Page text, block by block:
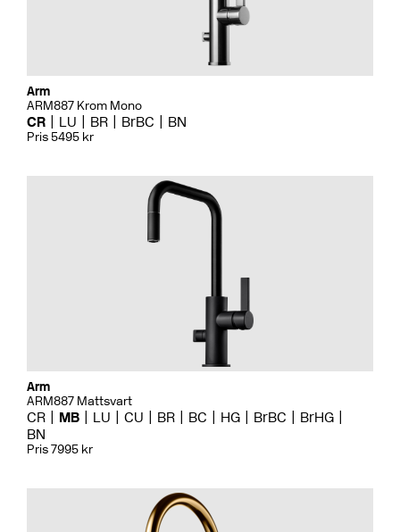
Arm
ARM887 Krom Mono
CR LU BR BrBC BN
Pris 5495 kr
Arm
ARM887 Mattsvart
CR MB LU CU BR BC HG BrBC
BrHG
BN
Pris 7995 kr